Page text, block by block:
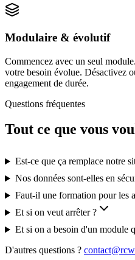
Modulaire & évolutif
Commencez avec un seul
votre besoin évolue. Désactivez
engagement de durée.
Questions fréquentes
Tout ce que vous
Est-ce que ça remplace notre
Nos données sont-elles en
Faut-il une formation pour les
Et si on veut arrêter ?
Et si on a besoin d'un module
D'autres questions ?